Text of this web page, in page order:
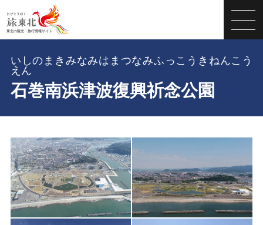
石巻南浜津波復興祈念公園
いしのまきみなみはまつなみふっこうきねんこう
えん